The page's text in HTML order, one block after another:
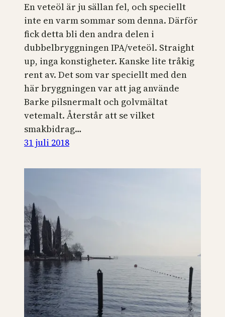
En veteöl är ju sällan fel, och speciellt
inte en varm sommar som denna. Därför
fick detta bli den andra delen i
dubbelbryggningen IPA/veteöl. Straight
up, inga konstigheter. Kanske lite tråkig
rent av. Det som var speciellt med den
här bryggningen var att jag använde
Barke pilsnermalt och golvmältat
vetemalt. Återstår att se vilket
smakbidrag…
31 juli 2018